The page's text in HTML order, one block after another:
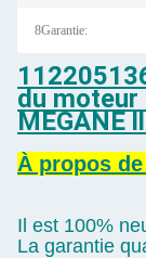
8Garantie:
du moteur
MEGANE
À propos
Il est 100%
La garantie